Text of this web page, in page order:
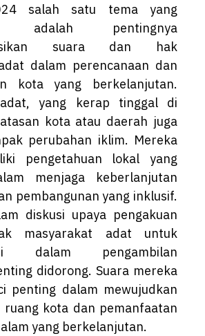
salah satu tema yang
adalah pentingnya
suara dan hak
dalam perencanaan dan
kota yang berkelanjutan.
adat, yang kerap tinggal di
kota atau daerah juga
perubahan iklim. Mereka
pengetahuan lokal yang
menjaga keberlanjutan
pembangunan yang inklusif.
diskusi upaya pengakuan
masyarakat adat untuk
dalam pengambilan
didorong. Suara mereka
penting dalam mewujudkan
ruang kota dan pemanfaatan
yang berkelanjutan.